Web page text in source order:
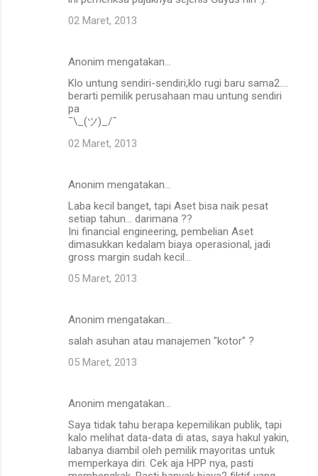
02 Maret, 2013
Anonim mengatakan…
Klo untung sendiri-sendiri,klo rugi baru sama2....
berarti pemilik perusahaan mau untung sendiri
pa
¯\_(ツ)_/¯
02 Maret, 2013
Anonim mengatakan…
Laba kecil banget, tapi Aset bisa naik pesat
setiap tahun... darimana ??
Ini financial engineering, pembelian Aset
dimasukkan kedalam biaya operasional, jadi
gross margin sudah kecil...
05 Maret, 2013
Anonim mengatakan…
salah asuhan atau manajemen "kotor" ?
05 Maret, 2013
Anonim mengatakan…
Saya tidak tahu berapa kepemilikan publik, tapi
kalo melihat data-data di atas, saya hakul yakin,
labanya diambil oleh pemilik mayoritas untuk
memperkaya diri. Cek aja HPP nya, pasti